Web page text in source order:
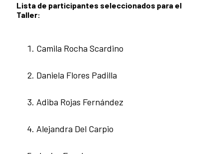
Lista de participantes seleccionados para el
Taller:
Camila Rocha Scardino
Daniela Flores Padilla
Adiba Rojas Fernández
Alejandra Del Carpio